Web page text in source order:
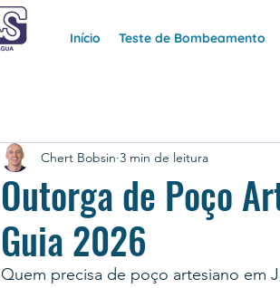
Início Teste de Bombeamento
Outorga de Poço
Guia 2026
Chert Bobsin 3 min de leitura
Quem precisa de poço artesiano em